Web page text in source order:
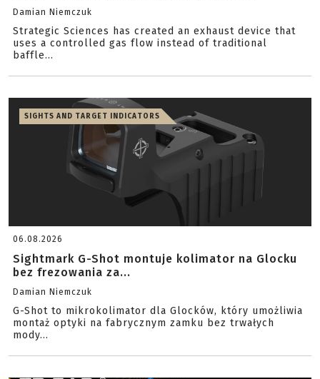
Damian Niemczuk
Strategic Sciences has created an exhaust device that
uses a controlled gas flow instead of traditional
baffle...
SIGHTS AND TARGET INDICATORS
06.08.2026
Sightmark G-Shot montuje kolimator na Glocku
bez frezowania za...
Damian Niemczuk
G-Shot to mikrokolimator dla Glocków, który umożliwia
montaż optyki na fabrycznym zamku bez trwałych
mody...